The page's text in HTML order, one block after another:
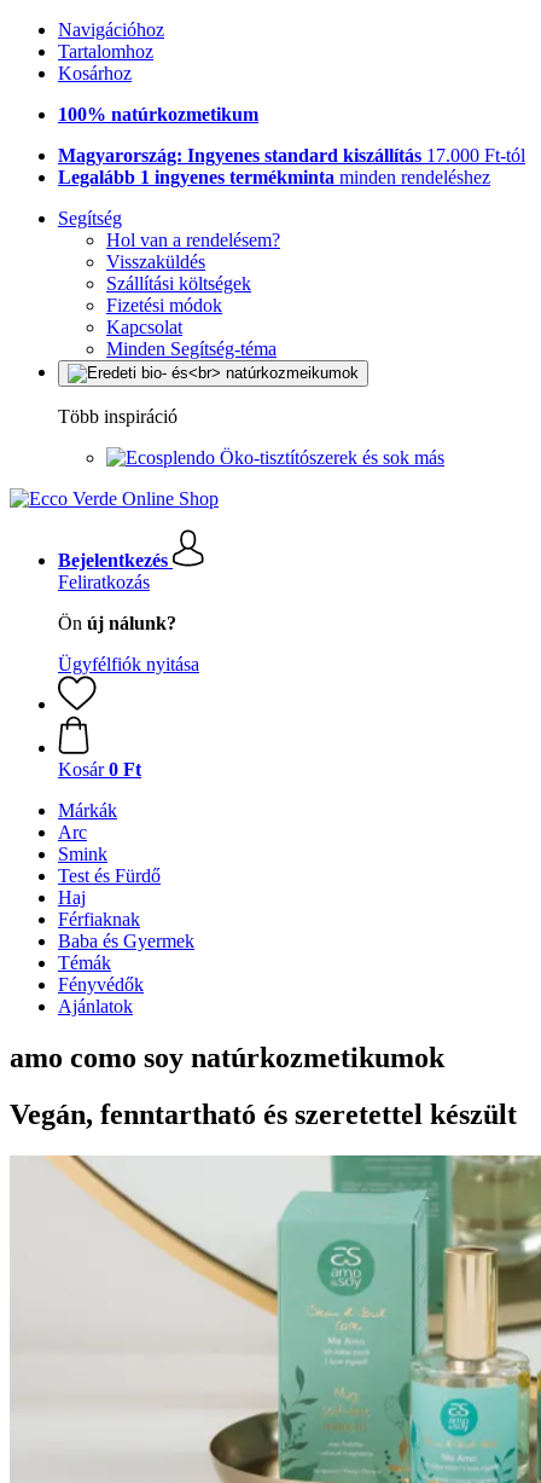
Navigációhoz
Tartalomhoz
Kosárhoz
100% natúrkozmetikum
Magyarország: Ingyenes standard kiszállítás 17.000 Ft-tól
Legalább 1 ingyenes termékminta minden rendeléshez
Segítség
Hol van a rendelésem?
Visszaküldés
Szállítási költségek
Fizetési módok
Kapcsolat
Minden Segítség-téma
Több inspiráció
Öko-tisztítószerek és sok más
Bejelentkezés
Feliratkozás
Ön új nálunk?
Ügyfélfiók nyitása
Kosár 0 Ft
Márkák
Arc
Smink
Test és Fürdő
Haj
Férfiaknak
Baba és Gyermek
Témák
Fényvédők
Ajánlatok
amo como soy natúrkozmetikumok
Vegán, fenntartható és szeretettel készült